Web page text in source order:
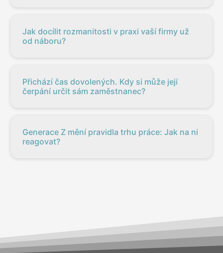
Jak docílit rozmanitosti v praxi vaší firmy už
od náboru?
Přichází čas dovolených. Kdy si může její
čerpání určit sám zaměstnanec?
Generace Z mění pravidla trhu práce: Jak na ni
reagovat?